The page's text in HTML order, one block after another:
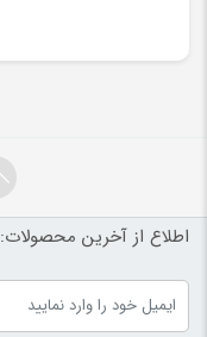
اطلاع از آخرین محصولات: